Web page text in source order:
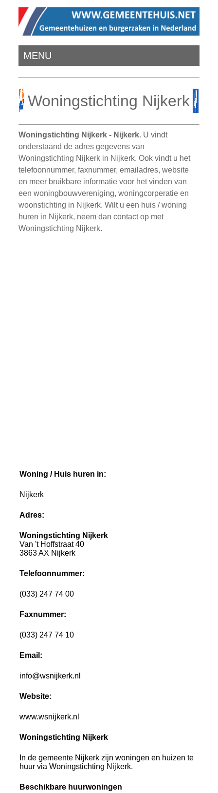
MENU
Woningstichting Nijkerk
Woningstichting Nijkerk - Nijkerk. U vindt
onderstaand de adres gegevens van
Woningstichting Nijkerk in Nijkerk. Ook vindt u het
telefoonnummer, faxnummer, emailadres, website
en meer bruikbare informatie voor het vinden van
een woningbouwvereniging, woningcorperatie en
woonstichting in Nijkerk. Wilt u een huis / woning
huren in Nijkerk, neem dan contact op met
Woningstichting Nijkerk.
Woning / Huis huren in:
Nijkerk
Adres:
Woningstichting Nijkerk
Van 't Hoffstraat 40
3863 AX Nijkerk
Telefoonnummer:
(033) 247 74 00
Faxnummer:
(033) 247 74 10
Email:
info@wsnijkerk.nl
Website:
www.wsnijkerk.nl
Woningstichting Nijkerk
In de gemeente Nijkerk zijn woningen en huizen te
huur via Woningstichting Nijkerk.
Beschikbare huurwoningen